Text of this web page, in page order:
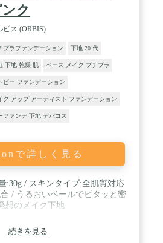
ンク
ビス (ORBIS)
プラファンデーション 下地 20 代
下地 乾燥 肌 ベース メイク プチプラ
ピー ファンデーション
ク アップ アーティスト ファンデーション
ファンデ 下地 デパコス
で詳しく見る
:30g / スキンタイプ:全肌質対応
/ うるおいベールでピタッと密
想のメイク下地
続きを見る